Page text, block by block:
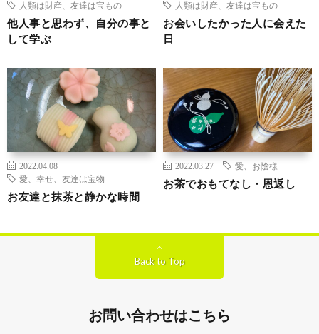
人類は財産、友達は宝もの
他人事と思わず、自分の事と
して学ぶ
人類は財産、友達は宝もの
お会いしたかった人に会えた
日
2022.04.08
愛、幸せ、友達は宝物
お友達と抹茶と静かな時間
2022.03.27 愛、お陰様
お茶でおもてなし・恩返し
Back to Top
お問い合わせはこちら